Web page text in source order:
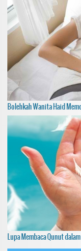
Bolehkah Wanita Haid
Lupa Membaca Qunut